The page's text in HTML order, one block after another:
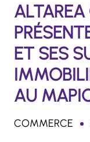
ACTIVITÉS
ENGAGEMENTS
TALENTS
FINANCE
NEWSROOM
PORTFOLIO
ET SES
AU
COMMERCE